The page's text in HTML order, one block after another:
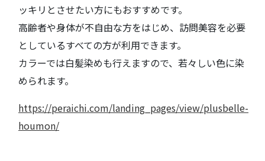
ッキリとさせたい方にもおすすめです。
高齢者や身体が不自由な方をはじめ、訪問美容を必要
としているすべての方が利用できます。
カラーでは白髪染めも行えますので、若々しい色に染
められます。
https://peraichi.com/landing_pages/view/plusbelle-
houmon/